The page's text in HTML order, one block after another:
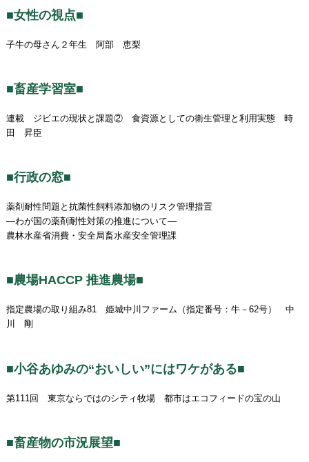
■女性の視点■
子牛の母さん２年生 阿部 恵梨
■畜産学習室■
連載 ジビエの現状と課題② 食資源としての衛生管理と利用実態 時
田 昇臣
■行政の窓■
薬剤耐性問題と抗菌性飼料添加物のリスク管理措置
―わが国の薬剤耐性対策の推進について―
農林水産省消費・安全局畜水産安全管理課
■農場HACCP 推進農場■
指定農場の取り組み81 姫城中川ファーム（指定番号：牛－62号） 中
川 剛
■小谷あゆみの“おいしい”にはワケがある■
第111回 東京ならではのシティ牧場 都市はエコフィードの宝の山
■畜産物の市況展望■